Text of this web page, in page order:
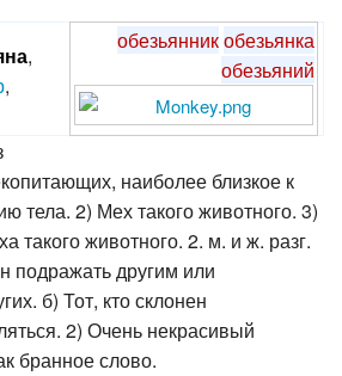
обезьянникобезьянка
обезьяний
,
,
наиболее близкое к
тела. 2) Мех такого животного. 3)
такого животного. 2. м. и ж. разг.
подражать другим или
б) Тот, кто склонен
2) Очень некрасивый
бранное слово.